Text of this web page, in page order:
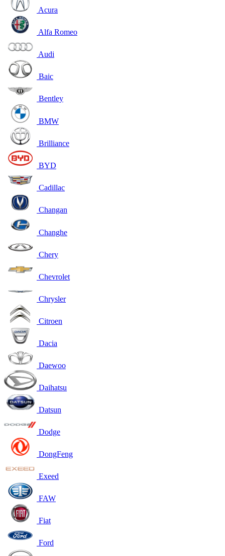
Acura
Alfa Romeo
Audi
Baic
Bentley
BMW
Brilliance
BYD
Cadillac
Changan
Changhe
Chery
Chevrolet
Chrysler
Citroen
Dacia
Daewoo
Daihatsu
Datsun
Dodge
DongFeng
Exeed
FAW
Fiat
Ford